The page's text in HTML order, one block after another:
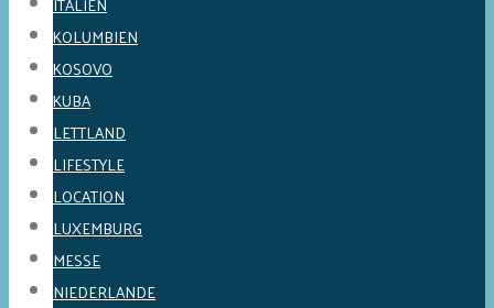
KOLUMBIEN
KOSOVO
KUBA
LETTLAND
LIFESTYLE
LOCATION
LUXEMBURG
MESSE
NIEDERLANDE